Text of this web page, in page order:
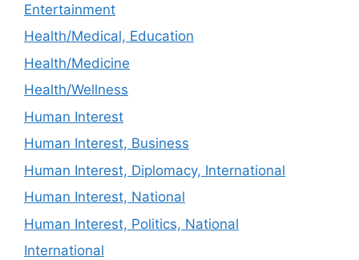
Entertainment
Health/Medical, Education
Health/Medicine
Health/Wellness
Human Interest
Human Interest, Business
Human Interest, Diplomacy, International
Human Interest, National
Human Interest, Politics, National
International